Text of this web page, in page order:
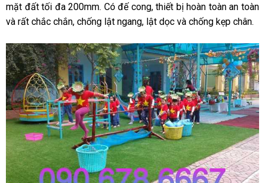
mặt đất tối đa 200mm. Có đế cong, thiết bị hoàn toàn an toàn
và rất chắc chắn, chống lật ngang, lật dọc và chống kẹp chân.